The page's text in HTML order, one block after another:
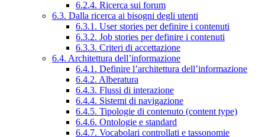
6.2.4. Ricerca sui forum
6.3. Dalla ricerca ai bisogni degli utenti
6.3.1. User stories per definire i contenuti
6.3.2. Job stories per definire i contenuti
6.3.3. Criteri di accettazione
6.4. Architettura dell’informazione
6.4.1. Definire l’architettura dell’informazione
6.4.2. Alberatura
6.4.3. Flussi di interazione
6.4.4. Sistemi di navigazione
6.4.5. Tipologie di contenuto (content type)
6.4.6. Ontologie e standard
6.4.7. Vocabolari controllati e tassonomie